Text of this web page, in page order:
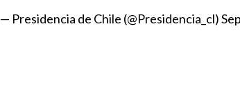
— Presidencia de Chile (@Presidencia_cl)